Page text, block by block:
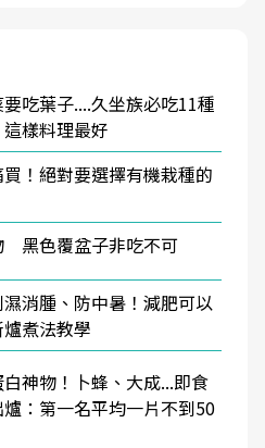
吃葉子....久坐族必吃11種
樣料理最好
！絕對要選擇有機栽種的
黑色覆盆子非吃不可
消腫、防中暑！減肥可以
煮法教學
神物！卜蜂、大成...即食
：第一名平均一片不到50